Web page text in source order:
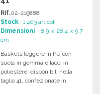
Rif.02-219888
Stock : 1 403 articoli
Dimensioni : 8.9 x 28.4 x 9.7
cm
Baskets leggere in PU con
suola in gomma e lacci in
poliestere, disponibili nella
taglia 41, confezionate in